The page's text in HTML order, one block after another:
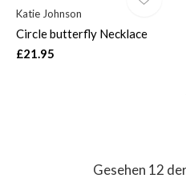
Katie Johnson
Circle butterfly Necklace
£21.95
Gesehen 12